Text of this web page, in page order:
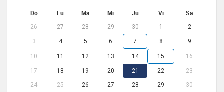
Do Lu Ma Mi Ju Vi Sa
26 27 28 29 30 1 2
3 4 5 6 7 8 9
10 11 12 13 14 15 16
17 18 19 20 21 22
23
24
25 26 27 28 29
30